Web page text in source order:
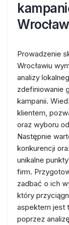
Prowadzenie
Wrocławiu
analizy
zdefiniowanie
kampanii.
klientem,
oraz wyboru
Następnie
konkurencji
unikalne
firm.
zadbać o ich
który
aspektem jest
poprzez